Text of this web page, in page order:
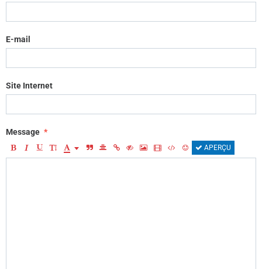
E-mail
Site Internet
Message
APERÇU